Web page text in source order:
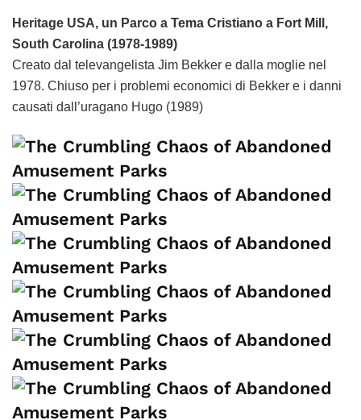
Heritage USA, un Parco a Tema Cristiano a Fort Mill,
South Carolina (1978-1989)
Creato dal televangelista Jim Bekker e dalla moglie nel
1978. Chiuso per i problemi economici di Bekker e i danni
causati dall’uragano Hugo (1989)